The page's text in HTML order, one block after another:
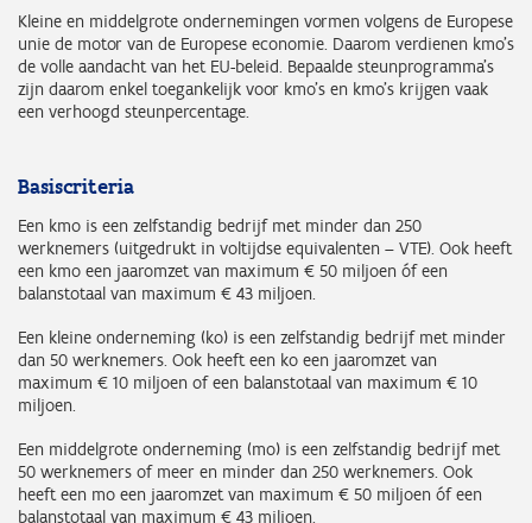
Kleine en middelgrote ondernemingen vormen volgens de Europese
unie de motor van de Europese economie. Daarom verdienen kmo’s
de volle aandacht van het EU-beleid. Bepaalde steunprogramma’s
zijn daarom enkel toegankelijk voor kmo’s en kmo’s krijgen vaak
een verhoogd steunpercentage.
Basiscriteria
Een kmo is een zelfstandig bedrijf met minder dan 250
werknemers (uitgedrukt in voltijdse equivalenten – VTE). Ook heeft
een kmo een jaaromzet van maximum € 50 miljoen óf een
balanstotaal van maximum € 43 miljoen.
Een kleine onderneming (ko) is een zelfstandig bedrijf met minder
dan 50 werknemers. Ook heeft een ko een jaaromzet van
maximum € 10 miljoen of een balanstotaal van maximum € 10
miljoen.
Een middelgrote onderneming (mo) is een zelfstandig bedrijf met
50 werknemers of meer en minder dan 250 werknemers. Ook
heeft een mo een jaaromzet van maximum € 50 miljoen óf een
balanstotaal van maximum € 43 miljoen.